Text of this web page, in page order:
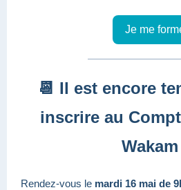
Je me
📆 Il est encore
inscrire au
Rendez-vous le mardi 16 mai de